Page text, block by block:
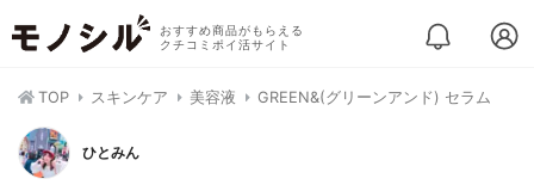
おすすめ商品がもらえる
クチコミポイ活サイト
TOP スキンケア 美容液 GREEN&(グリーンアンド) セラム
ひとみん